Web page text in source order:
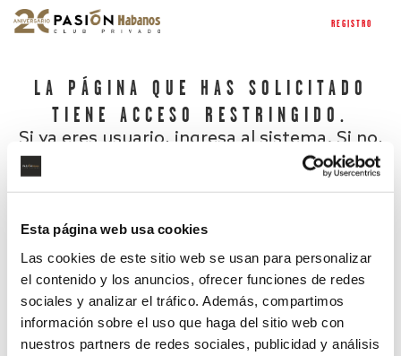
Esta página web usa cookies
Las cookies de este sitio web se usan para personalizar
el contenido y los anuncios, ofrecer funciones de redes
sociales y analizar el tráfico. Además, compartimos
información sobre el uso que haga del sitio web con
nuestros partners de redes sociales, publicidad y análisis
REGISTRO
LA PÁGINA QUE HAS SOLICITADO
TIENE ACCESO RESTRINGIDO.
Si ya eres usuario, ingresa al sistema. Si no,
¿Has olvidado tu contraseña?